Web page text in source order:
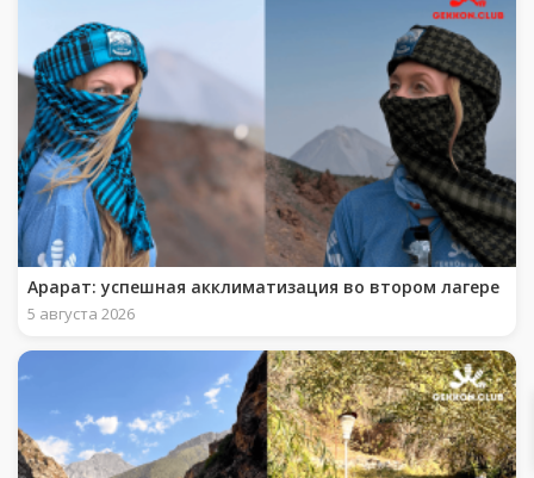
Арарат: успешная акклиматизация во втором лагере
5 августа 2026